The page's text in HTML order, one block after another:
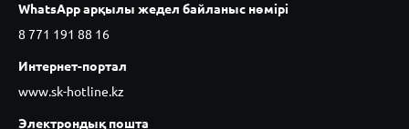
WhatsApp арқылы жедел байланыс нөмірі
8 771 191 88 16
Интернет-портал
www.sk-hotline.kz
Электрондық пошта